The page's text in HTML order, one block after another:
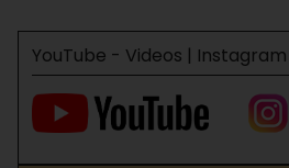
YouTube - Videos | Instagram